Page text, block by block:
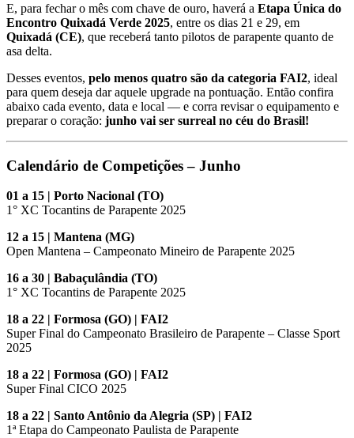
E, para fechar o mês com chave de ouro, haverá a Etapa Única do
Encontro Quixadá Verde 2025, entre os dias 21 e 29, em
Quixadá (CE), que receberá tanto pilotos de parapente quanto de
asa delta.
Desses eventos, pelo menos quatro são da categoria FAI2, ideal
para quem deseja dar aquele upgrade na pontuação. Então confira
abaixo cada evento, data e local — e corra revisar o equipamento e
preparar o coração: junho vai ser surreal no céu do Brasil!
Calendário de Competições – Junho
01 a 15 | Porto Nacional (TO)
1° XC Tocantins de Parapente 2025
12 a 15 | Mantena (MG)
Open Mantena – Campeonato Mineiro de Parapente 2025
16 a 30 | Babaçulândia (TO)
1° XC Tocantins de Parapente 2025
18 a 22 | Formosa (GO) | FAI2
Super Final do Campeonato Brasileiro de Parapente – Classe Sport
2025
18 a 22 | Formosa (GO) | FAI2
Super Final CICO 2025
18 a 22 | Santo Antônio da Alegria (SP) | FAI2
1ª Etapa do Campeonato Paulista de Parapente